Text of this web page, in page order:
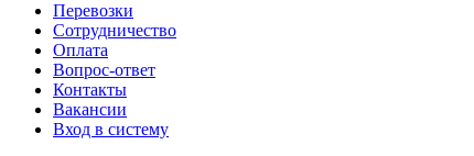
Перевозки
Сотрудничество
Оплата
Вопрос-ответ
Контакты
Вакансии
Вход в систему